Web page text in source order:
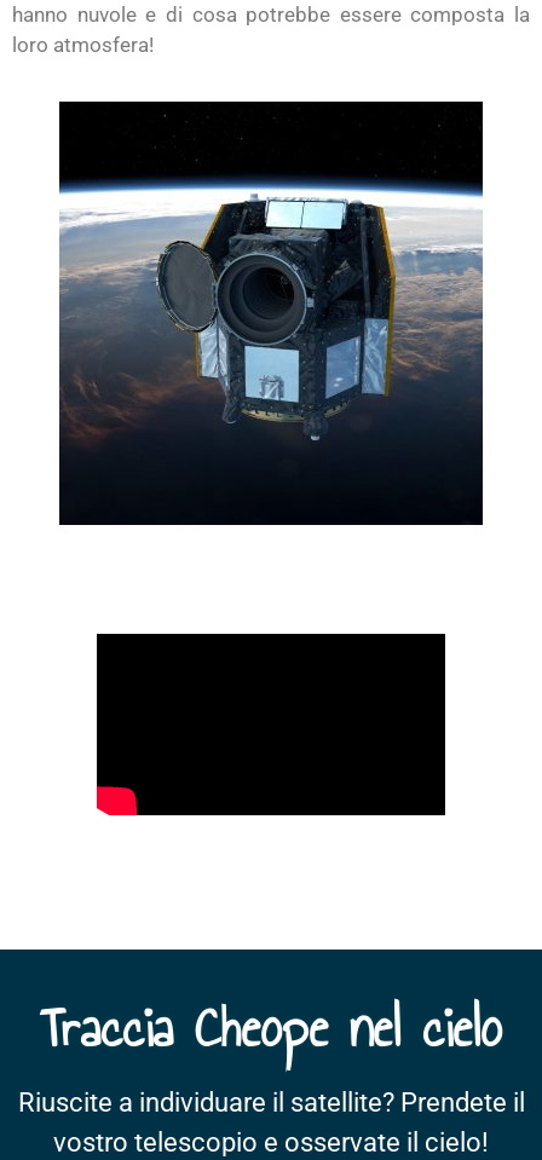
hanno nuvole e di cosa potrebbe essere composta la
loro atmosfera!
Traccia Cheope nel cielo
Riuscite a individuare il satellite? Prendete il
vostro telescopio e osservate il cielo!